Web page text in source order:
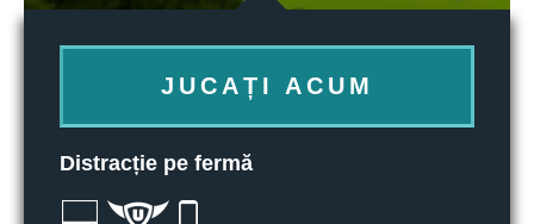
JUCAȚI ACUM
Distracție pe fermă